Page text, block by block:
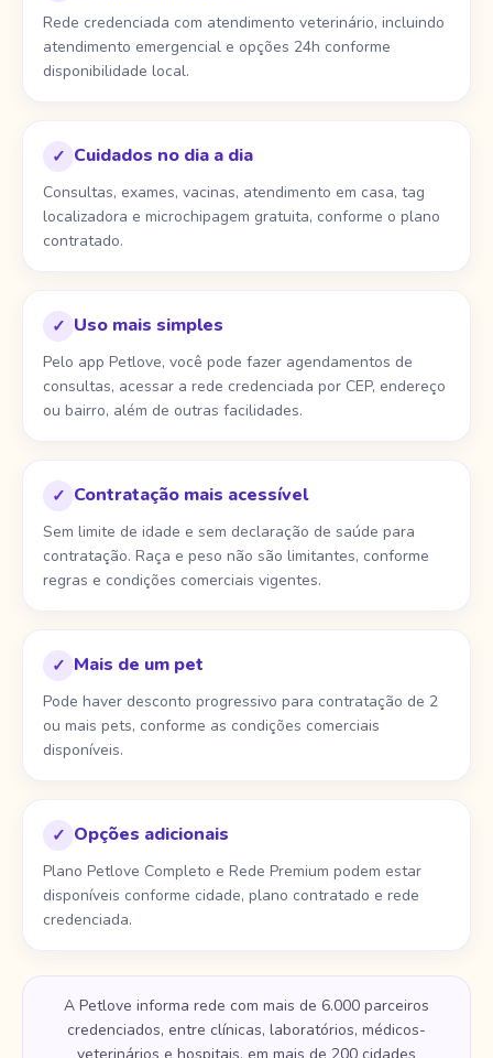
Rede credenciada com atendimento veterinário, incluindo
atendimento emergencial e opções 24h conforme
disponibilidade local.
✓ Cuidados no dia a dia
Consultas, exames, vacinas, atendimento em casa, tag
localizadora e microchipagem gratuita, conforme o plano
contratado.
✓ Uso mais simples
Pelo app Petlove, você pode fazer agendamentos de
consultas, acessar a rede credenciada por CEP, endereço
ou bairro, além de outras facilidades.
✓ Contratação mais acessível
Sem limite de idade e sem declaração de saúde para
contratação. Raça e peso não são limitantes, conforme
regras e condições comerciais vigentes.
✓ Mais de um pet
Pode haver desconto progressivo para contratação de 2
ou mais pets, conforme as condições comerciais
disponíveis.
✓ Opções adicionais
Plano Petlove Completo e Rede Premium podem estar
disponíveis conforme cidade, plano contratado e rede
credenciada.
A Petlove informa rede com mais de 6.000 parceiros
credenciados, entre clínicas, laboratórios, médicos-